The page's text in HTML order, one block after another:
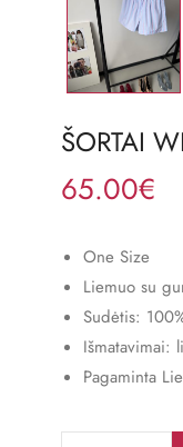
ŠORTAI
65.00€
One Size
Liemuo su
Sudėtis:
Išmatavimai:
Pagaminta